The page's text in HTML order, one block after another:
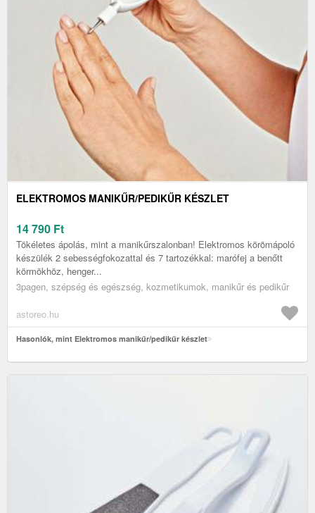
ELEKTROMOS MANIKŰR/PEDIKŰR KÉSZLET
14 790 Ft
Tökéletes ápolás, mint a manikűrszalonban! Elektromos körömápoló
készülék 2 sebességfokozattal és 7 tartozékkal: marófej a benőtt
körmökhöz, henger...
3pagen, szépség és egészség, kozmetikumok, manikűr és pedikűr
astoreo.hu
Hasonlók, mint Elektromos manikűr/pedikűr készlet